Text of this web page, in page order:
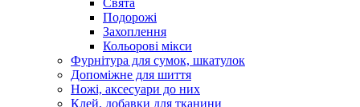
Подорожі
Захоплення
Кольорові мікси
Фурнітура для сумок, шкатулок
Допоміжне для шиття
Ножі, аксесуари до них
Клей, добавки для тканини